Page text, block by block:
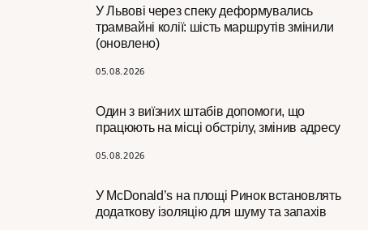
У Львові через спеку деформувались
трамвайні колії: шість маршрутів змінили
(оновлено)
05.08.2026
Один з виїзних штабів допомоги, що
працюють на місці обстрілу, змінив адресу
05.08.2026
У McDonald’s на площі Ринок встановлять
додаткову ізоляцію для шуму та запахів